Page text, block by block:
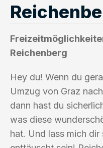
Reichenberg
Hey du! Wenn du
Umzug von Graz
dann hast du
was diese
hat. Und lass mich